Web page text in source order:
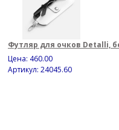
Футляр для очков Detalli,
Цена: 460.00
Артикул: 24045.60